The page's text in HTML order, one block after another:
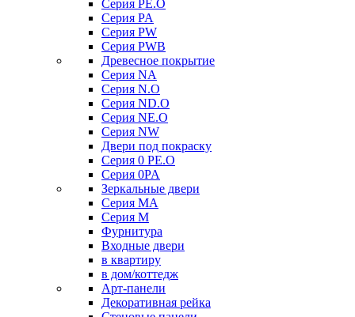
Серия PE.O
Серия PA
Серия PW
Серия PWB
Древесное покрытие
Серия NA
Серия N.O
Серия ND.O
Серия NE.O
Серия NW
Двери под покраску
Серия 0 PE.O
Серия 0PA
Зеркальные двери
Серия MA
Серия M
Фурнитура
Входные двери
в квартиру
в дом/коттедж
Арт-панели
Декоративная рейка